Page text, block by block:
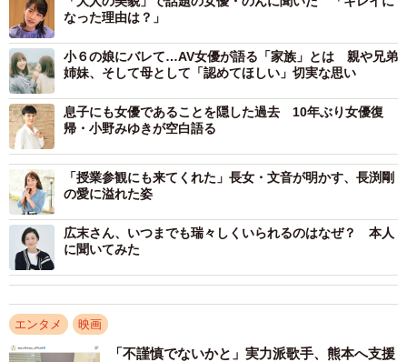
製作委員会なった理由は？」
小６の娘にバレて…AV女優が語る「家族」とは 親や兄弟
姉妹、そして母として「認めてほしい」切実な思い
息子にも女優であることを隠した過去 10年ぶり女優復
帰・小野みゆきが空白語る
「授業参観にも来てくれた」長女・文音が明かす、長渕剛
の愛に溢れた姿
広末さん、いつまでも瑞々しくいられるのはなぜ？ 本人
に聞いてみた
エンタメ 映画
「不謹慎でないかと」実力派歌手、熊本へ支援